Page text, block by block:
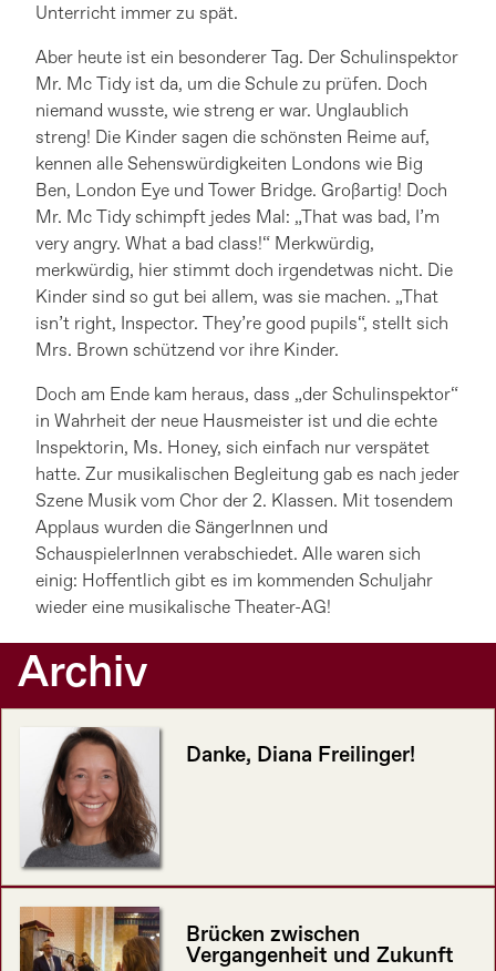
Unterricht immer zu spät.
Aber heute ist ein besonderer Tag. Der Schulinspektor
Mr. Mc Tidy ist da, um die Schule zu prüfen. Doch
niemand wusste, wie streng er war. Unglaublich
streng! Die Kinder sagen die schönsten Reime auf,
kennen alle Sehenswürdigkeiten Londons wie Big
Ben, London Eye und Tower Bridge. Großartig! Doch
Mr. Mc Tidy schimpft jedes Mal: „That was bad, I’m
very angry. What a bad class!“ Merkwürdig,
merkwürdig, hier stimmt doch irgendetwas nicht. Die
Kinder sind so gut bei allem, was sie machen. „That
isn’t right, Inspector. They’re good pupils“, stellt sich
Mrs. Brown schützend vor ihre Kinder.
Doch am Ende kam heraus, dass „der Schulinspektor“
in Wahrheit der neue Hausmeister ist und die echte
Inspektorin, Ms. Honey, sich einfach nur verspätet
hatte. Zur musikalischen Begleitung gab es nach jeder
Szene Musik vom Chor der 2. Klassen. Mit tosendem
Applaus wurden die SängerInnen und
SchauspielerInnen verabschiedet. Alle waren sich
einig: Hoffentlich gibt es im kommenden Schuljahr
wieder eine musikalische Theater-AG!
Archiv
Danke, Diana Freilinger!
Brücken zwischen
Vergangenheit und Zukunft